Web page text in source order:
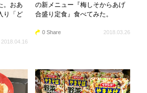
。おあ
り「ど
2018.04.16
の新メニュー『梅しそからあげ
合盛り定食』食べてみた。
0 Share 2018.03.26